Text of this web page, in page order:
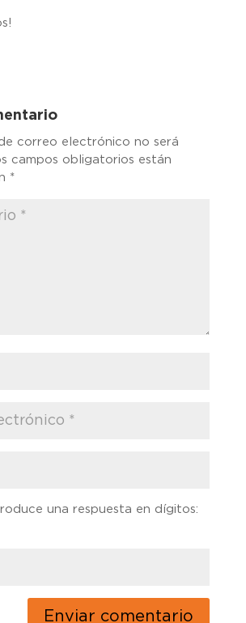
correo electrónico no será
campos obligatorios están
*
una respuesta en dígitos: